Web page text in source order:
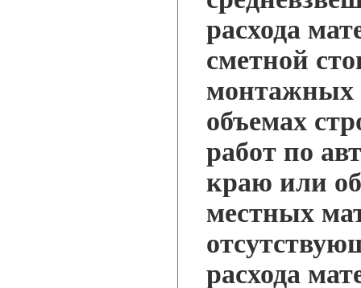
расхода
сметной
монтажных
объемах
работ по
краю или
местных
расхода